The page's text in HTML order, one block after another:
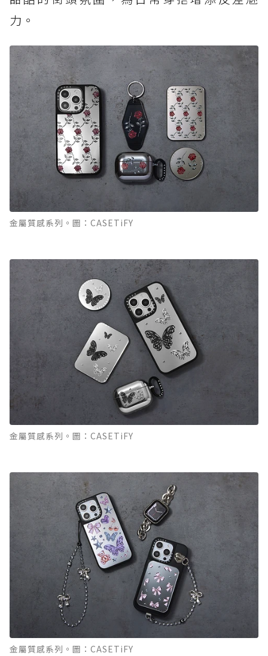
力。
金屬質感系列。圖：CASETiFY
金屬質感系列。圖：CASETiFY
金屬質感系列。圖：CASETiFY